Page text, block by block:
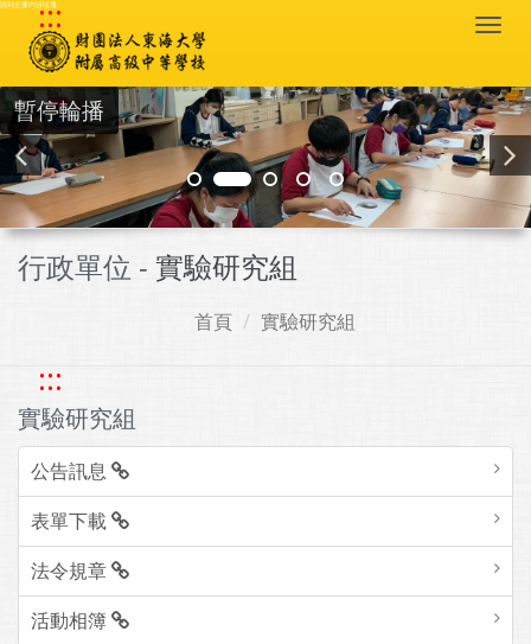
跳到主要內容區塊
:::
暫停輪播
行政單位 - 實驗研究組
首頁 實驗研究組
:::
實驗研究組
公告訊息
表單下載
法令規章
活動相簿